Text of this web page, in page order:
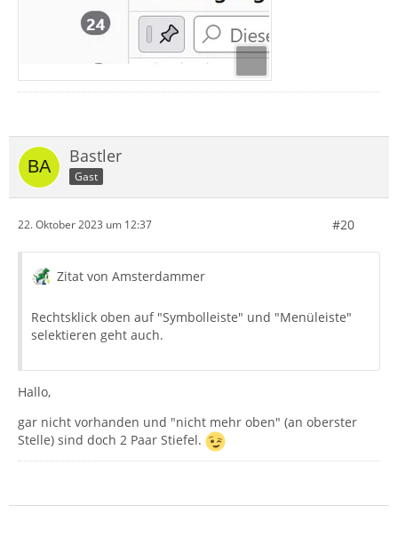
Bastler
Gast
22. Oktober 2023 um 12:37 #20
Zitat von Amsterdammer
Rechtsklick oben auf "Symbolleiste" und "Menüleiste"
selektieren geht auch.
Hallo,
gar nicht vorhanden und "nicht mehr oben" (an oberster
Stelle) sind doch 2 Paar Stiefel.